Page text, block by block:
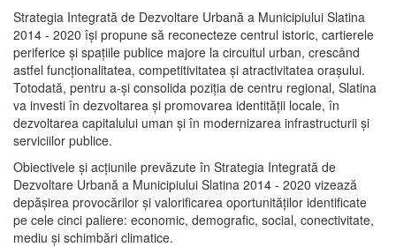
Strategia Integrată de Dezvoltare Urbană a Municipiului Slatina
2014 - 2020 își propune să reconecteze centrul istoric, cartierele
periferice şi spaţiile publice majore la circuitul urban, crescând
astfel funcţionalitatea, competitivitatea şi atractivitatea oraşului.
Totodată, pentru a-şi consolida poziţia de centru regional, Slatina
va investi în dezvoltarea şi promovarea identităţii locale, în
dezvoltarea capitalului uman şi în modernizarea infrastructurii şi
serviciilor publice.
Obiectivele şi acţiunile prevăzute în Strategia Integrată de
Dezvoltare Urbană a Municipiului Slatina 2014 - 2020 vizează
depășirea provocărilor şi valorificarea oportunităţilor identificate
pe cele cinci paliere: economic, demografic, social, conectivitate,
mediu şi schimbări climatice.